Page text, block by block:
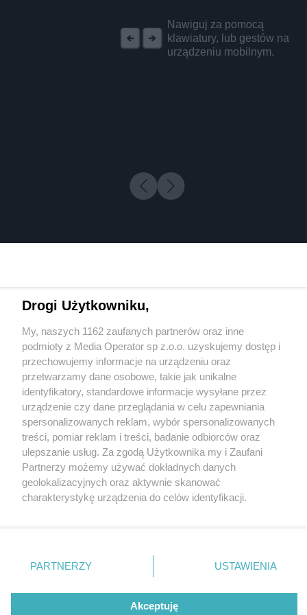
Nawiguj za pomocą
klawiatury, lub gestów na
urządzeniu mobilnym.
6 / 0
Wydawca mediów lokalnych
Nie zapomnij
zapoznać się z:
polityką prywatności regulamin korzystania z portali
Twojemiasto
Piekary Śląskie
Chorzów
Tarnowskie Góry
Gliwice
Skontakuj sięz nami
Kontakt
Wydawca
Redakcja
Drogi Użytkowniku,
My, naszych 1162 zaufanych partnerów oraz inne
podmioty z Media Operator sp z.o.o. uzyskujemy dostęp i
przechowujemy informacje na urządzeniu oraz
przetwarzamy dane osobowe, takie jak unikalne
identyfikatory, standardowe informacje wysyłane przez
urządzenie czy dane przeglądania w celu zapewniania
spersonalizowanych reklam, wybór spersonalizowanych
treści, pomiar reklam i treści, badanie odbiorców oraz
ulepszanie usług. Za zgodą Użytkownika my i Zaufani
Partnerzy możemy używać dokładnych danych
geolokalizacyjnych oraz aktywnie skanować
charakterystykę urządzenia do celów identyfikacji.
zmienić/wycofać klikając przycisk ustawień prywatności
znajdujący się w lewym dolnym rogu strony
rodzaje przetwarzania danych nie wymagają zgody
użytkownika, ale masz prawo sprzeciwić się takiemu
PARTNERZY USTAWIENIA
Akceptuję